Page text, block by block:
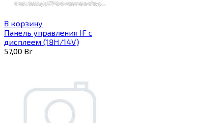
В корзину
Панель управления IF с
дисплеем (18H/14V)
57,00 Br